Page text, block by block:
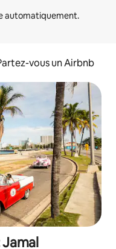
vous un Airbnb